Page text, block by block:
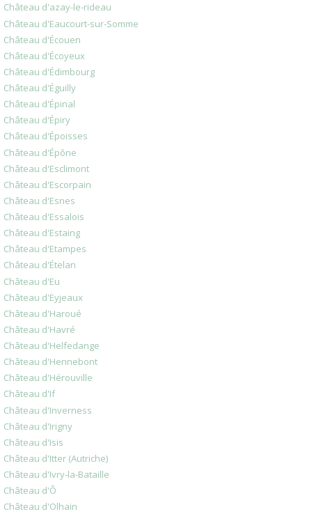
Château d'azay-le-rideau
Château d'Eaucourt-sur-Somme
Château d'Écouen
Château d'Écoyeux
Château d'Édimbourg
Château d'Éguilly
Château d'Épinal
Château d'Épiry
Château d'Époisses
Château d'Épône
Château d'Esclimont
Château d'Escorpain
Château d'Esnes
Château d'Essalois
Château d'Estaing
Château d'Etampes
Château d'Ételan
Château d'Eu
Château d'Eyjeaux
Château d'Haroué
Château d'Havré
Château d'Helfedange
Château d'Hennebont
Château d'Hérouville
Château d'If
Château d'Inverness
Château d'Irigny
Château d'Isis
Château d'Itter (Autriche)
Château d'Ivry-la-Bataille
Château d'Ô
Château d'Olhain